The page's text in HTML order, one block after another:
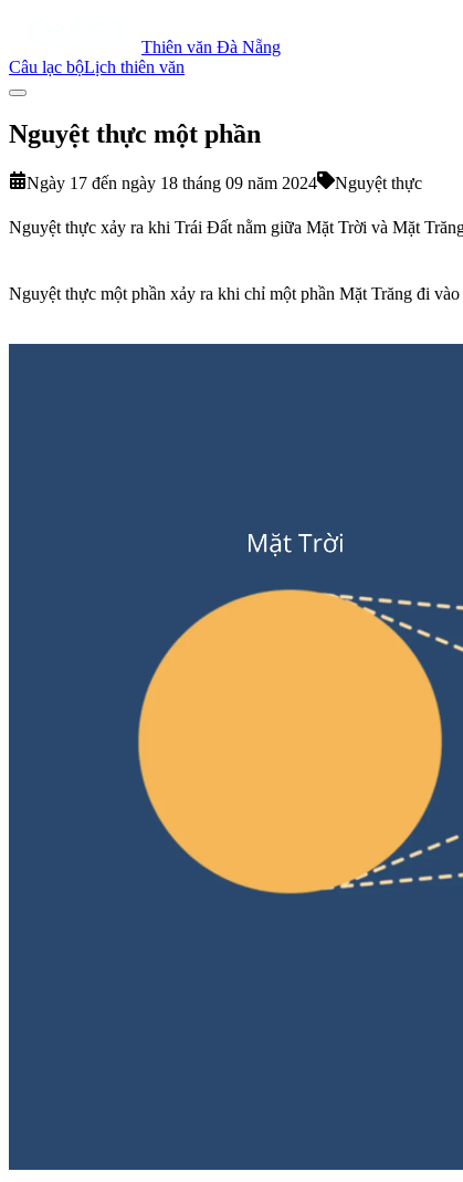
Thiên văn Đà Nẵng
Câu lạc bộLịch thiên văn
Nguyệt thực một phần
Ngày 17 đến ngày 18 tháng 09 năm 2024 Nguyệt thực
Nguyệt thực xảy ra khi Trái Đất nằm giữa Mặt Trời và Mặt
Nguyệt thực một phần xảy ra khi chỉ một phần Mặt Trăng đi